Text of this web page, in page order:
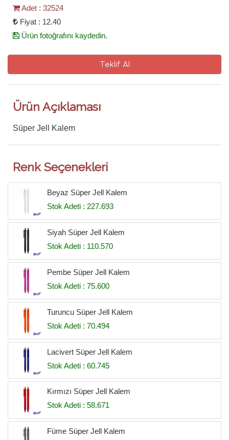
Adet : 32524
Fiyat : 12.40
Ürün fotoğrafını kaydedin.
Teklif Al
Ürün Açıklaması
Süper Jell Kalem
Renk Seçenekleri
Beyaz Süper Jell Kalem
Stok Adeti : 227.693
Siyah Süper Jell Kalem
Stok Adeti : 110.570
Pembe Süper Jell Kalem
Stok Adeti : 75.600
Turuncu Süper Jell Kalem
Stok Adeti : 70.494
Lacivert Süper Jell Kalem
Stok Adeti : 60.745
Kırmızı Süper Jell Kalem
Stok Adeti : 58.671
Füme Süper Jell Kalem